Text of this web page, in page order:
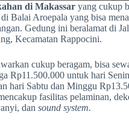
di Makassar yang cukup
Balai Aroepala yang bisa
Gedung ini beralamat di
Kecamatan Rappocini.
cukup beragam, bisa
Rp11.500.000 untuk hari
hari Sabtu dan Minggu
fasilitas pelaminan,
dan sound system.